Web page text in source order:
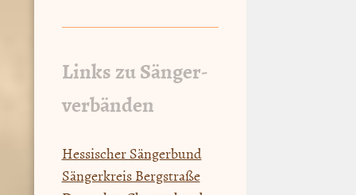
Links zu Sänger-
verbänden
Hessischer Sängerbund
Sängerkreis Bergstraße